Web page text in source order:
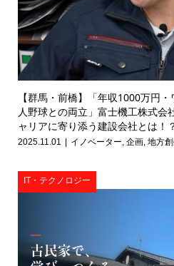
【群馬・前橋】「年収1000万円
人野球との両立」富士機工株式会
ャリアに寄り添う建設会社とは！
2025.11.01 イノベーター, 企画, 地方
IT・テクノロジー